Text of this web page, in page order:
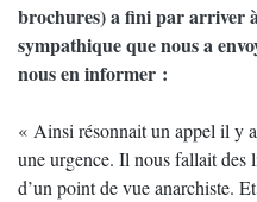
brochures) a fini par arriver
sympathique que nous a
nous en informer :
« Ainsi résonnait un appel il y
une urgence. Il nous fallait des
d’un point de vue anarchiste.